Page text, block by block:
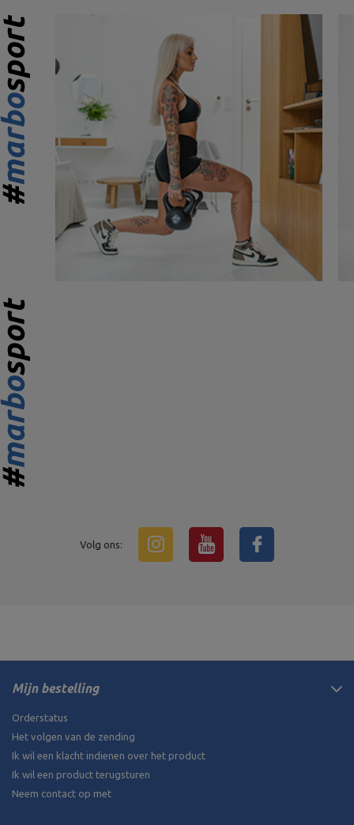
Volg ons:
Mijn bestelling
Orderstatus
Het volgen van de zending
Ik wil een klacht indienen over het product
Ik wil een product terugsturen
Neem contact op met